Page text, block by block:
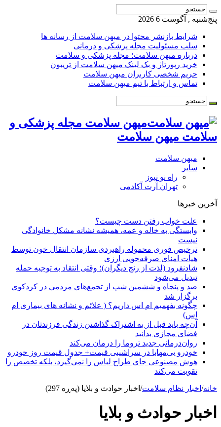
پنج‌شنبه , آگوست 6 2026
شرایط بازنشر محتوا در میهن سلامت از رسانه ها
سلب مسئولیت مجله پزشکی و درمانی
درباره میهن سلامت؛ مجله پزشکی و سلامت
خرید رپورتاژ و بک لینک میهن سلامت از تریبون
حریم شخصی کاربران میهن سلامت
تماس و ارتباط با تیم میهن سلامت
میهن سلامت مجله پزشکی و
سلامت میهن سلامت
میهن سلامت
سایر
راه نو نیوز
تهران آرت آکادمی
آخرین خبرها
علت خواب رفتن دست چیست؟
وابستگی به خاله و عمه، همیشه نشانه مشکل خانوادگی
نیست
ترخیص فوری محموله راهبردی سازمان انتقال خون توسط
هیأت امنای صرفه‌جویی ارزی
شادنفرود (لذت از رنج دیگران)؛ وقتی انتقاد به توجیه حمله
تبدیل می‌شود
صد و پنجاه‌ و ششمین شب از تجمع‌های مردمی در کردکوی
برگزار شد
چگونه بفهمیم ام اس داریم؟ ( علائم و نشانه های بیماری ام
اس)
آن‌چه باید قبل از به اشتراک گذاشتن زندگی فرزندتان در
فضای مجازی بدانید
روان‌درمانی جدید تروما را درمان می‌کند
خودرو بی‌مهابا در سراشیبی قیمت+ جدول قیمت روز خودرو
هوش مصنوعی جای طراح لباس را نمی‌گیرد، بلکه تخصص را
تقویت می‌کند
خانه/ اخبار نظام سلامت/ اخبار حوادث و بلایا (پەڕە 297)
اخبار حوادث و بلایا